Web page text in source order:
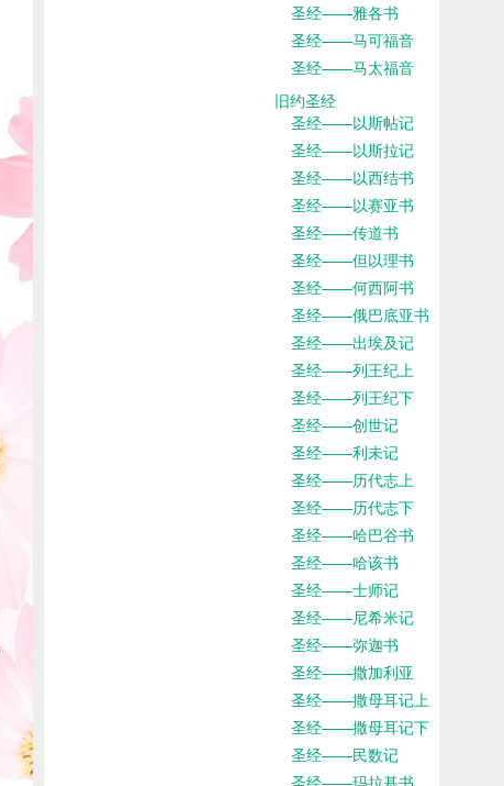
圣经——雅各书
圣经——马可福音
圣经——马太福音
旧约圣经
圣经——以斯帖记
圣经——以斯拉记
圣经——以西结书
圣经——以赛亚书
圣经——传道书
圣经——但以理书
圣经——何西阿书
圣经——俄巴底亚书
圣经——出埃及记
圣经——列王纪上
圣经——列王纪下
圣经——创世记
圣经——利未记
圣经——历代志上
圣经——历代志下
圣经——哈巴谷书
圣经——哈该书
圣经——士师记
圣经——尼希米记
圣经——弥迦书
圣经——撒加利亚
圣经——撒母耳记上
圣经——撒母耳记下
圣经——民数记
圣经——玛拉基书